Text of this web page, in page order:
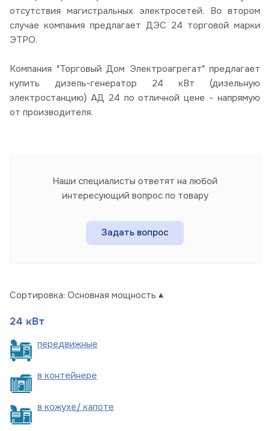
отсутствия магистральных электросетей. Во втором
случае компания предлагает ДЭС 24 торговой марки
ЭТРО.
Компания "Торговый Дом Электроагрегат" предлагает
купить дизель-генератор 24 кВт (дизельную
электростанцию) АД 24 по отличной цене - напрямую
от производителя.
Наши специалисты ответят на любой
интересующий вопрос по товару
Задать вопрос
Сортировка: Основная мощность
24 кВт
передвижные
в контейнере
в кожухе/ капоте